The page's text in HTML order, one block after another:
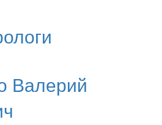
Валерий